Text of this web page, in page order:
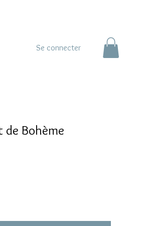
Se connecter
de Bohème